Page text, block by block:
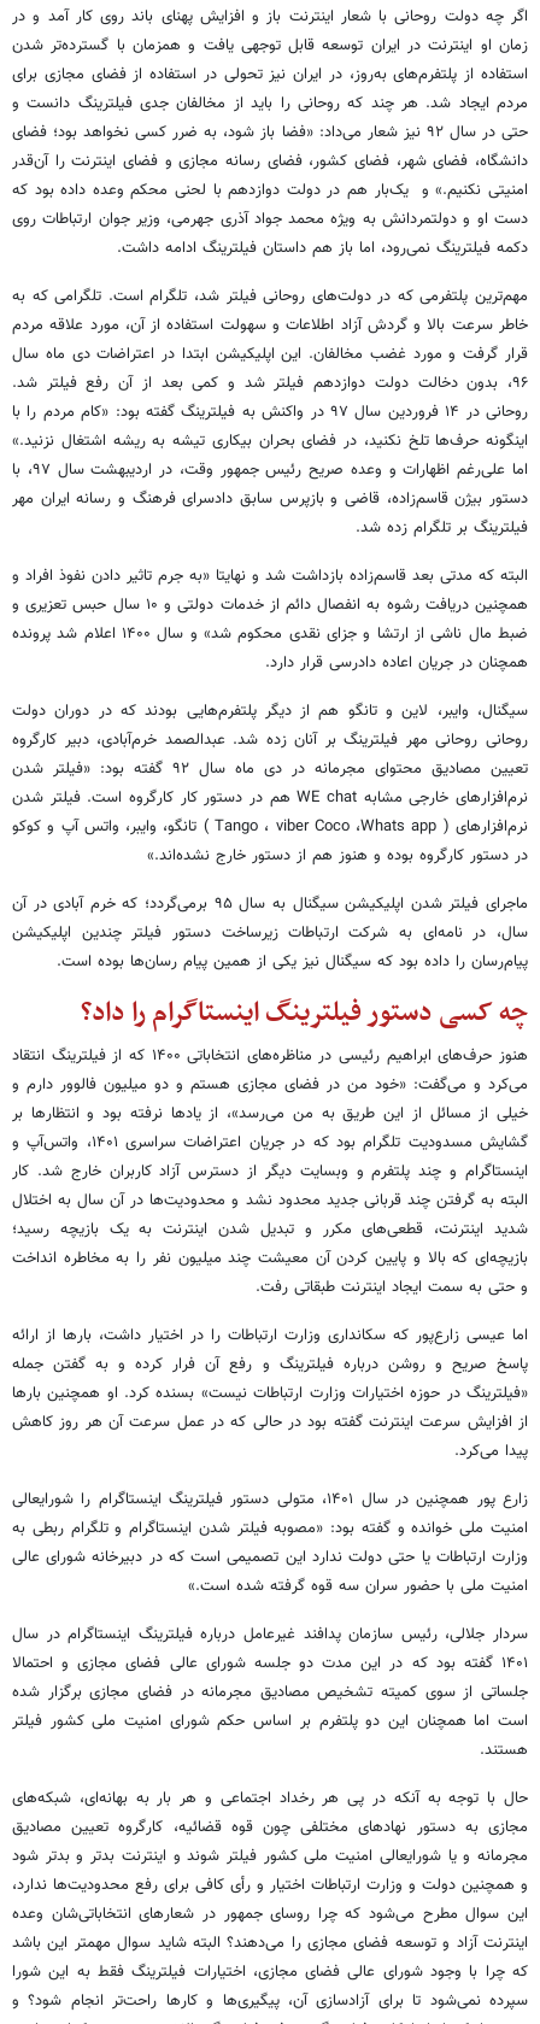
اگر چه دولت روحانی با شعار اینترنت باز و افزایش پهنای باند روی کار آمد و در
زمان او اینترنت در ایران توسعه قابل توجهی یافت و همزمان با گسترده‌تر شدن
استفاده از پلتفرم‌های به‌روز، در ایران نیز تحولی در استفاده از فضای مجازی برای
مردم ایجاد شد. هر چند که روحانی را باید از مخالفان جدی فیلترینگ دانست و
حتی در سال ۹۲ نیز شعار می‌داد: «فضا باز شود، به ضرر کسی نخواهد بود؛ فضای
دانشگاه، فضای شهر، فضای کشور، فضای رسانه مجازی و فضای اینترنت را آن‌قدر
امنیتی نکنیم.» و یک‌بار هم در دولت دوازدهم با لحنی محکم وعده داده بود که
دست او و دولتمردانش به ویژه محمد جواد آذری جهرمی، وزیر جوان ارتباطات روی
دکمه فیلترینگ نمی‌رود، اما باز هم داستان فیلترینگ ادامه داشت.
مهم‌ترین پلتفرمی که در دولت‌های روحانی فیلتر شد، تلگرام است. تلگرامی که به
خاطر سرعت بالا و گردش آزاد اطلاعات و سهولت استفاده از آن، مورد علاقه مردم
قرار گرفت و مورد غضب مخالفان. این اپلیکیشن ابتدا در اعتراضات دی ماه سال
۹۶، بدون دخالت دولت دوازدهم فیلتر شد و کمی بعد از آن رفع فیلتر شد.
روحانی در ۱۴ فروردین سال ۹۷ در واکنش به فیلترینگ گفته بود: «کام مردم را با
اینگونه حرف‌ها تلخ نکنید، در فضای بحران بیکاری تیشه به ریشه اشتغال نزنید.»
اما علی‌رغم اظهارات و وعده صریح رئیس جمهور وقت، در اردیبهشت سال ۹۷، با
دستور بیژن قاسم‌زاده، قاضی و بازپرس سابق دادسرای فرهنگ و رسانه ایران مهر
فیلترینگ بر تلگرام زده شد.
البته که مدتی بعد قاسم‌زاده بازداشت شد و نهایتا «به جرم تاثیر دادن نفوذ افراد و
همچنین دریافت رشوه به انفصال دائم از خدمات دولتی و ۱۰ سال حبس تعزیری و
ضبط مال ناشی از ارتشا و جزای نقدی محکوم شد» و سال ۱۴۰۰ اعلام شد پرونده
همچنان در جریان اعاده دادرسی قرار دارد.
سیگنال، وایبر، لاین و تانگو هم از دیگر پلتفرم‌هایی بودند که در دوران دولت
روحانی روحانی مهر فیلترینگ بر آنان زده شد. عبدالصمد خرم‌آبادی، دبیر کارگروه
تعیین مصادیق محتوای مجرمانه در دی ماه سال ۹۲ گفته بود: «فیلتر شدن
نرم‌افزارهای خارجی مشابه WE chat هم در دستور کار کارگروه است. فیلتر شدن
نرم‌افزارهای ( Tango ، viber Coco ،Whats app ) تانگو، وایبر، واتس آپ و کوکو
در دستور کارگروه بوده و هنوز هم از دستور خارج نشده‌اند.»
ماجرای فیلتر شدن اپلیکیشن سیگنال به سال ۹۵ برمی‌گردد؛ که خرم آبادی در آن
سال، در نامه‌ای به شرکت‌ ارتباطات زیرساخت دستور فیلتر چندین اپلیکیشن
پیام‌رسان را داده بود که سیگنال نیز یکی از همین پیام رسان‌ها بوده است.
چه کسی دستور فیلترینگ اینستاگرام را داد؟
هنوز حرف‌های ابراهیم رئیسی در مناظره‌های انتخاباتی ۱۴۰۰ که از فیلترینگ انتقاد
می‌کرد و می‌گفت: «خود من در فضای مجازی هستم و دو میلیون فالوور دارم و
خیلی از مسائل از این طریق به من می‌رسد»، از یادها نرفته بود و انتظارها بر
گشایش مسدودیت تلگرام بود که در جریان اعتراضات سراسری ۱۴۰۱، واتس‌آپ و
اینستاگرام و چند پلتفرم و وبسایت دیگر از دسترس آزاد کاربران خارج شد. کار
البته به گرفتن چند قربانی جدید محدود نشد و محدودیت‌ها در آن سال به اختلال
شدید اینترنت، قطعی‌های مکرر و تبدیل شدن اینترنت به یک بازیچه رسید؛
بازیچه‌ای که بالا و پایین کردن آن معیشت چند میلیون نفر را به مخاطره انداخت
و حتی به سمت ایجاد اینترنت طبقاتی رفت.
اما عیسی زارع‌پور که سکانداری وزارت ارتباطات را در اختیار داشت، بارها از ارائه
پاسخ صریح و روشن درباره فیلترینگ و رفع آن فرار کرده و به گفتن جمله
«فیلترینگ در حوزه اختیارات وزارت ارتباطات نیست» بسنده کرد. او همچنین بارها
از افزایش سرعت اینترنت گفته بود در حالی که در عمل سرعت آن هر روز کاهش
پیدا می‌کرد.
زارع پور همچنین در سال ۱۴۰۱، متولی دستور فیلترینگ اینستاگرام را شورایعالی
امنیت ملی خوانده و گفته بود: «مصوبه فیلتر شدن اینستاگرام و تلگرام ربطی به
وزارت ارتباطات یا حتی دولت ندارد این تصمیمی است که در دبیرخانه شورای عالی
امنیت ملی با حضور سران سه قوه گرفته شده است.»
سردار جلالی، رئیس سازمان پدافند غیرعامل درباره فیلترینگ اینستاگرام در سال
۱۴۰۱ گفته بود که در این مدت دو جلسه شورای عالی فضای مجازی و احتمالا
جلساتی از سوی کمیته تشخیص مصادیق مجرمانه در فضای مجازی برگزار شده
است اما همچنان این دو پلتفرم بر اساس حکم شورای امنیت ملی کشور فیلتر
هستند.
حال با توجه به آنکه در پی هر رخداد اجتماعی و هر بار به بهانه‌ای، شبکه‌های
مجازی به دستور نهادهای مختلفی چون قوه قضائیه، کارگروه تعیین مصادیق
مجرمانه و یا شورایعالی امنیت ملی کشور فیلتر شوند و اینترنت بدتر و بدتر شود
و همچنین دولت و وزارت ارتباطات اختیار و رأی کافی برای رفع محدودیت‌ها ندارد،
این سوال مطرح می‌شود که چرا روسای جمهور در شعارهای انتخاباتی‌شان وعده
اینترنت آزاد و توسعه فضای مجازی را می‌دهند؟ البته شاید سوال مهمتر این باشد
که چرا با وجود شورای عالی فضای مجازی، اختیارات فیلترینگ فقط به این شورا
سپرده نمی‌شود تا برای آزادسازی آن، پیگیری‌ها و کارها راحت‌تر انجام شود؟ و